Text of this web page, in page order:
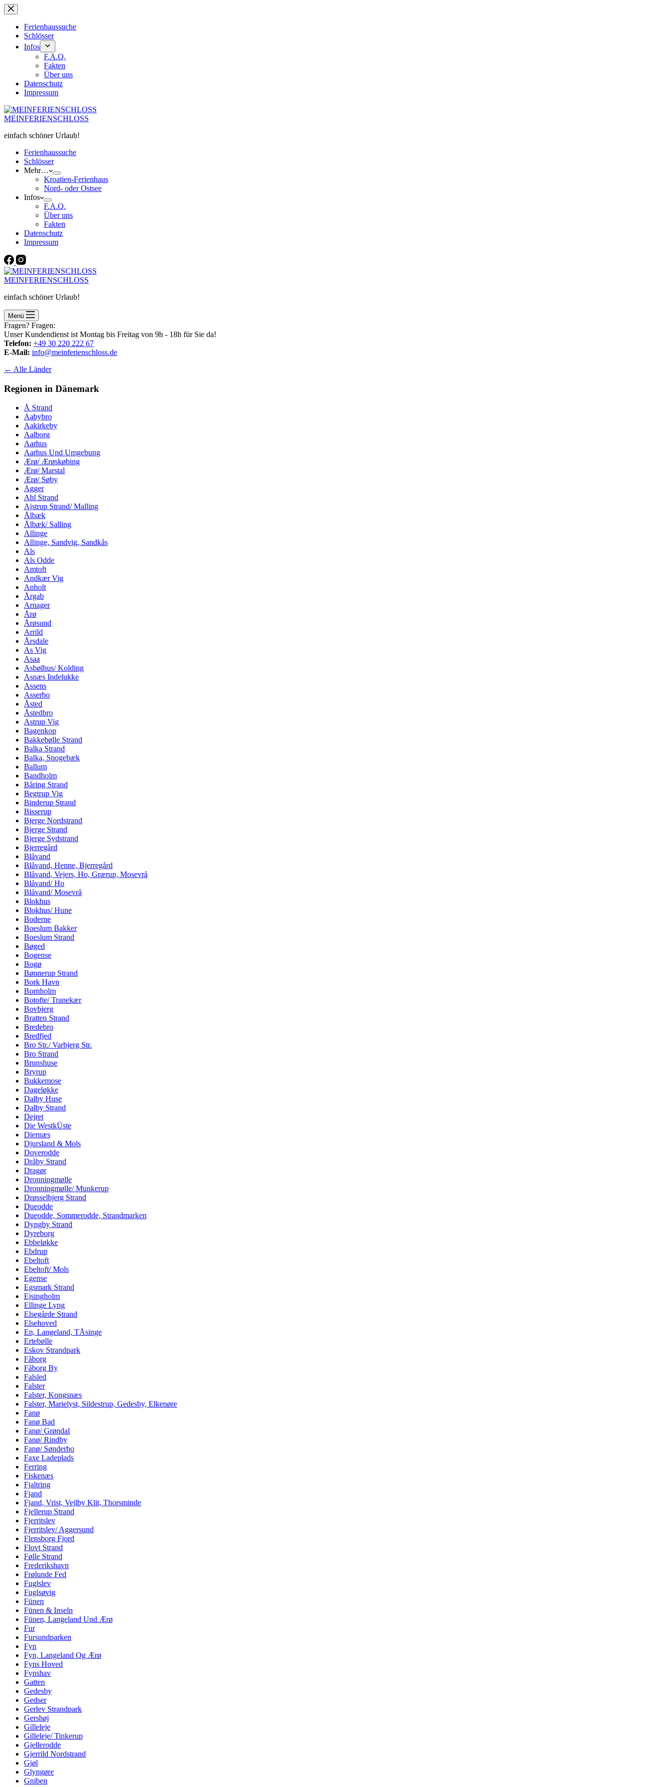
Zum
Inhalt
springenFerienhaussuche
Schlösser
Infos
F.A.Q.
Fakten
Über uns
Datenschutz
Impressum
MEINFERIENSCHLOSS
einfach schöner Urlaub!
Ferienhaussuche
Schlösser
Mehr…
Kroatien-Ferienhaus
Nord- oder Ostsee
Infos
F.A.Q.
Über uns
Fakten
Datenschutz
Impressum
MEINFERIENSCHLOSS
einfach schöner Urlaub!
Menü
Fragen? Fragen:
Unser Kundendienst ist Montag bis Freitag von 9h - 18h für Sie da!
Telefon: +49 30 220 222 67
E-Mail: info@meinferienschloss.de
← Alle Länder
Regionen in Dänemark
Å Strand
Aabybro
Aakirkeby
Aalborg
Aarhus
Aarhus Und Umgebung
Ærø/ Ærøskøbing
Ærø/ Marstal
Ærø/ Søby
Agger
Ahl Strand
Ajstrup Strand/ Malling
Ålbæk
Ålbæk/ Salling
Allinge
Allinge, Sandvig, Sandkås
Als
Als Odde
Amtoft
Andkær Vig
Anholt
Årgab
Arnager
Årø
Årøsund
Arrild
Årsdale
As Vig
Asaa
Asbølhus/ Kolding
Asnæs Indelukke
Assens
Asserbo
Åsted
Åstedbro
Astrup Vig
Bagenkop
Bakkebølle Strand
Balka Strand
Balka, Snogebæk
Ballum
Bandholm
Båring Strand
Begtrup Vig
Binderup Strand
Bisserup
Bjerge Nordstrand
Bjerge Strand
Bjerge Sydstrand
Bjerregård
Blåvand
Blåvand, Henne, Bjerregård
Blåvand, Vejers, Ho, Grærup, Mosevrå
Blåvand/ Ho
Blåvand/ Mosevrå
Blokhus
Blokhus/ Hune
Boderne
Boeslum Bakker
Boeslum Strand
Bøged
Bogense
Bogø
Bønnerup Strand
Bork Havn
Bornholm
Botofte/ Tranekær
Bovbjerg
Bratten Strand
Bredebro
Bredfjed
Bro Str./ Varbjerg Str.
Bro Strand
Brunshuse
Bryrup
Bukkemose
Dageløkke
Dalby Huse
Dalby Strand
Dejret
Die WestkÜste
Diernæs
Djursland & Mols
Doverodde
Dråby Strand
Dragør
Dronningmølle
Dronningmølle/ Munkerup
Drøsselbjerg Strand
Dueodde
Dueodde, Sommerodde, Strandmarken
Dyngby Strand
Dyreborg
Ebbeløkke
Ebdrup
Ebeltoft
Ebeltoft/ Mols
Egense
Egsmark Strand
Ejsingholm
Ellinge Lyng
Elsegårde Strand
Elsehoved
En, Langeland, TÅsinge
Ertebølle
Eskov Strandpark
Fåborg
Fåborg By
Falsled
Falster
Falster, Kongsnæs
Falster, Marielyst, Sildestrup, Gedesby, Elkenøre
Fanø
Fanø Bad
Fanø/ Grøndal
Fanø/ Rindby
Fanø/ Sønderho
Faxe Ladeplads
Ferring
Fiskenæs
Fjaltring
Fjand
Fjand, Vrist, Vejlby Klit, Thorsminde
Fjellerup Strand
Fjerritslev
Fjerritslev/ Aggersund
Flensborg Fjord
Flovt Strand
Følle Strand
Frederikshavn
Frølunde Fed
Fuglslev
Fuglsøvig
Fünen
Fünen & Inseln
Fünen, Langeland Und Ærø
Fur
Fursundparken
Fyn
Fyn, Langeland Og Ærø
Fyns Hoved
Fynshav
Gatten
Gedesby
Gedser
Gerlev Strandpark
Gershøj
Gilleleje
Gilleleje/ Tinkerup
Gjellerodde
Gjerrild Nordstrand
Gjøl
Glyngøre
Gniben